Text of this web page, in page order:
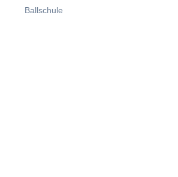
Ballschule